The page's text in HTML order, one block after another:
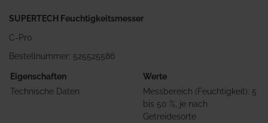
SUPERTECH Feuchtigkeitsmesser
C-Pro
Bestellnummer: 525525586
Eigenschaften
Werte
Technische Daten
Messbereich (Feuchtigkeit): 5
bis 50 %, je nach
Getreidesorte